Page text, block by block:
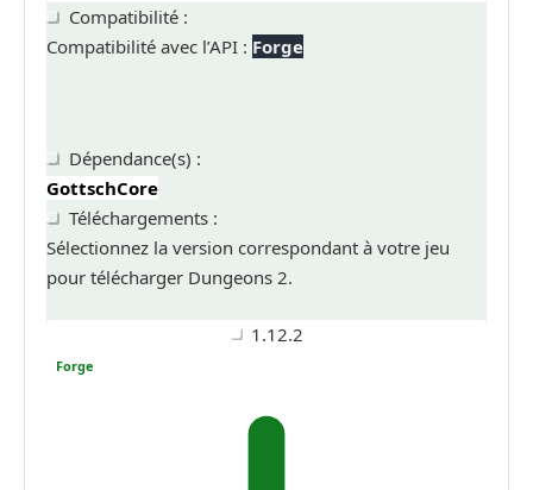
Compatibilité :
Compatibilité avec l’API : Forge
Dépendance(s) :
GottschCore
Téléchargements :
Sélectionnez la version correspondant à votre jeu
pour télécharger Dungeons 2.
1.12.2
Forge